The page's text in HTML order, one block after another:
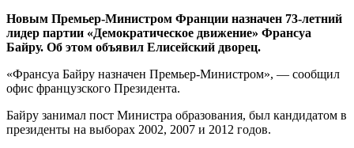
Новым Премьер-Министром Франции назначен 73-летний
лидер партии «Демократическое движение» Франсуа
Байру. Об этом объявил Елисейский дворец.
«Франсуа Байру назначен Премьер-Министром», — сообщил
офис французского Президента.
Байру занимал пост Министра образования, был кандидатом в
президенты на выборах 2002, 2007 и 2012 годов.